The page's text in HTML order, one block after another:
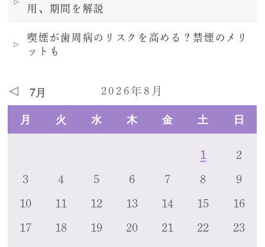
用、期間を解説
喫煙が歯周病のリスクを高める？禁煙のメリ
ットも
2026年8月
月 火 水 木 金 土 日
7月
1 2
3 4 5 6 7 8 9
10 11 12 13 14 15 16
17 18 19 20 21 22 23